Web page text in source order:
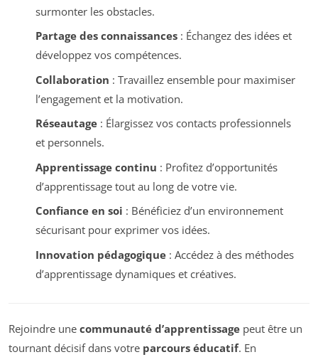
surmonter les obstacles.
Partage des connaissances: Échangez des idées et
développez vos compétences.
Collaboration : Travaillez ensemble pour maximiser
l’engagement et la motivation.
Réseautage: Élargissez vos contacts professionnels
et personnels.
Apprentissage continu : Profitez d’opportunités
d’apprentissage tout au long de votre vie.
Confiance en soi : Bénéficiez d’un environnement
sécurisant pour exprimer vos idées.
Innovation pédagogique: Accédez à des méthodes
d’apprentissage dynamiques et créatives.
Rejoindre une communauté d’apprentissage peut être un
tournant décisif dans votre parcours éducatif. En